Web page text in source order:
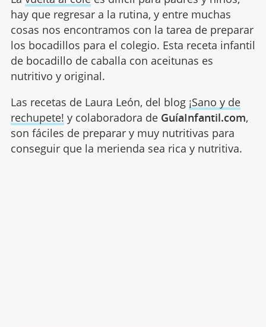
hay que regresar a la rutina, y entre muchas
cosas nos encontramos con la tarea de preparar
los bocadillos para el colegio. Esta receta infantil
de bocadillo de caballa con aceitunas es
nutritivo y original.
Las recetas de Laura León, del blog ¡Sano y de
rechupete! y colaboradora de GuíaInfantil.com,
son fáciles de preparar y muy nutritivas para
conseguir que la merienda sea rica y nutritiva.